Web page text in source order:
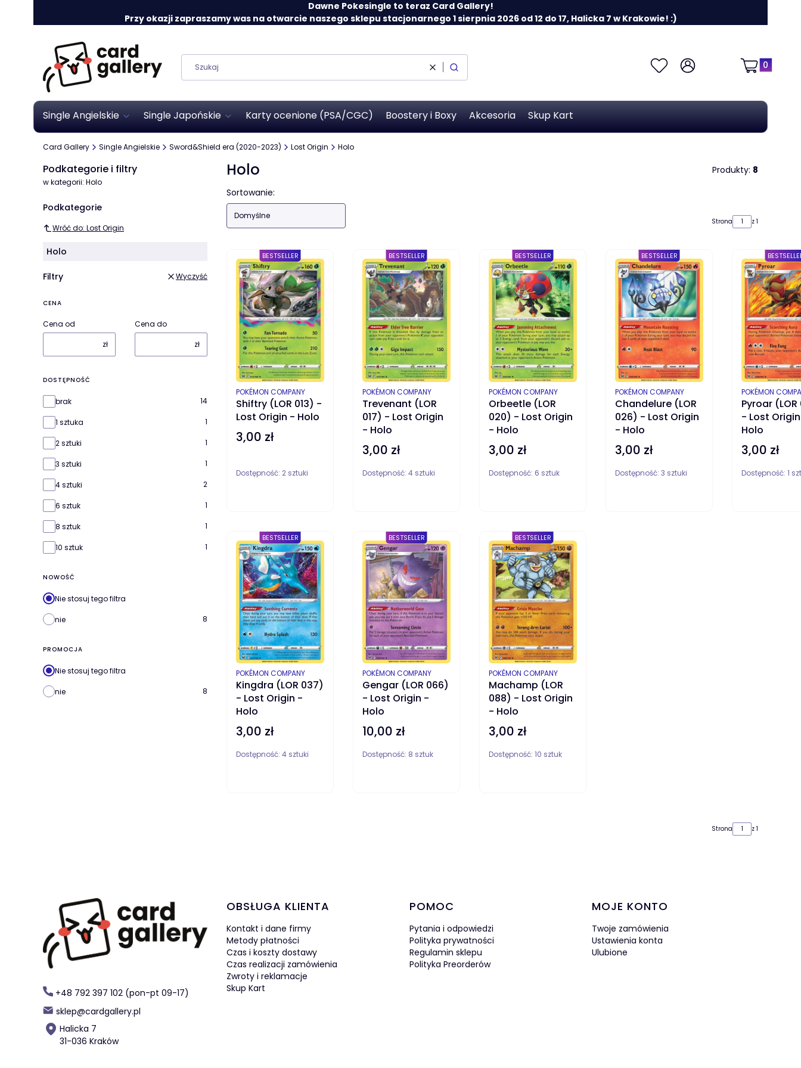
Dawne Pokesingle to teraz Card Gallery!
Przy okazji zapraszamy was na otwarcie naszego sklepu stacjonarnego 1 sierpnia 2026 od 12 do 17, Halicka 7 w Krakowie! :)
WyczyśćSzukaj UlubioneZaloguj się
Produkty w
Koszyk
Single Angielskie Single Japońskie Karty ocenione (PSA/CGC) Boostery i Boxy Akcesoria Skup Kart
Card Gallery Single Angielskie Sword&Shield era (2020-2023) Lost Origin Holo
Podkategorie i filtry
w kategorii: Holo
Podkategorie
Wróć do: Lost Origin
Holo
Filtry Wyczyść
CENA
Cena od
zł
Cena do
zł
DOSTĘPNOŚĆ
Dostępność
brak 14
1 sztuka 1
2 sztuki 1
3 sztuki 1
4 sztuki 2
6 sztuk 1
8 sztuk 1
10 sztuk 1
NOWOŚĆ
Nie stosuj tego filtra
nie 8
PROMOCJA
Nie stosuj tego filtra
nie 8
Holo Produkty: 8
Lista produktów
Sortowanie:
Domyślne
Strona z 1
BESTSELLER
Shiftry (LOR 013) -
Lost Origin - Holo
PRODUCENT
POKÉMON COMPANY
Cena
3,00 zł
Dostępność: 2 sztuki
BESTSELLER
Trevenant (LOR
017) - Lost Origin
- Holo
PRODUCENT
POKÉMON COMPANY
Cena
3,00 zł
Dostępność: 4 sztuki
BESTSELLER
Orbeetle (LOR
020) - Lost Origin
- Holo
PRODUCENT
POKÉMON COMPANY
Cena
3,00 zł
Dostępność: 6 sztuk
BESTSELLER
Chandelure (LOR
026) - Lost Origin
- Holo
PRODUCENT
POKÉMON COMPANY
Cena
3,00 zł
Dostępność: 3 sztuki
Pyroar
- Lost
Holo
PRODUCENT
POKÉMON
Cena
3,00 zł
Dostępność: 1
BESTSELLER
Kingdra (LOR 037)
- Lost Origin -
Holo
PRODUCENT
POKÉMON COMPANY
Cena
3,00 zł
Dostępność: 4 sztuki
BESTSELLER
Gengar (LOR 066)
- Lost Origin -
Holo
PRODUCENT
POKÉMON COMPANY
Cena
10,00 zł
Dostępność: 8 sztuk
BESTSELLER
Machamp (LOR
088) - Lost Origin
- Holo
PRODUCENT
POKÉMON COMPANY
Cena
3,00 zł
Dostępność: 10 sztuk
Strona z 1
+48 792 397 102 (pon-pt 09-17)
sklep@cardgallery.pl
Halicka 7
31-036 Kraków
Linki w stopce
OBSŁUGA KLIENTA
Kontakt i dane firmy
Metody płatności
Czas i koszty dostawy
Czas realizacji zamówienia
Zwroty i reklamacje
Skup Kart
POMOC
Pytania i odpowiedzi
Polityka prywatności
Regulamin sklepu
Polityka Preorderów
MOJE KONTO
Twoje zamówienia
Ustawienia konta
Ulubione